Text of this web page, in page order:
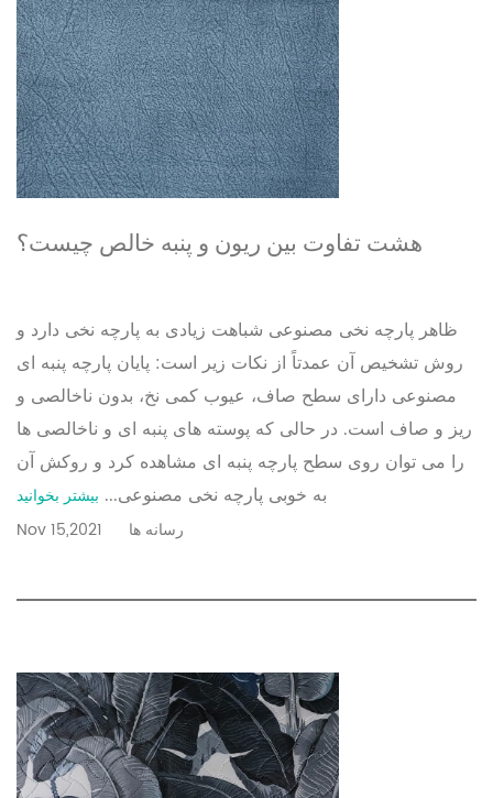
هشت تفاوت بین ریون و پنبه خالص چیست؟
ظاهر پارچه نخی مصنوعی شباهت زیادی به پارچه نخی دارد و
روش تشخیص آن عمدتاً از نکات زیر است: پایان پارچه پنبه ای
مصنوعی دارای سطح صاف، عیوب کمی نخ، بدون ناخالصی و
ریز و صاف است. در حالی که پوسته های پنبه ای و ناخالصی ها
را می توان روی سطح پارچه پنبه ای مشاهده کرد و روکش آن
به خوبی پارچه نخی مصنوعی... بیشتر بخوانید
Nov 15,2021
رسانه ها